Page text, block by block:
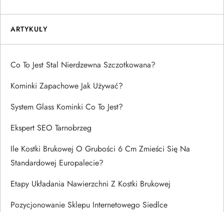
ARTYKUŁY
Co To Jest Stal Nierdzewna Szczotkowana?
Kominki Zapachowe Jak Używać?
System Glass Kominki Co To Jest?
Ekspert SEO Tarnobrzeg
Ile Kostki Brukowej O Grubości 6 Cm Zmieści Się Na
Standardowej Europalecie?
Etapy Układania Nawierzchni Z Kostki Brukowej
Pozycjonowanie Sklepu Internetowego Siedlce